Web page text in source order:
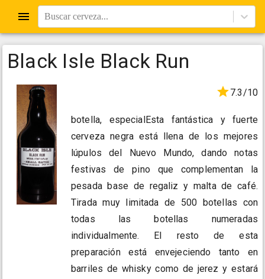
Buscar cerveza...
Black Isle Black Run
7.3/10
botella, especialEsta fantástica y fuerte
cerveza negra está llena de los mejores
lúpulos del Nuevo Mundo, dando notas
festivas de pino que complementan la
pesada base de regaliz y malta de café.
Tirada muy limitada de 500 botellas con
todas las botellas numeradas
individualmente. El resto de esta
preparación está envejeciendo tanto en
barriles de whisky como de jerez y estará